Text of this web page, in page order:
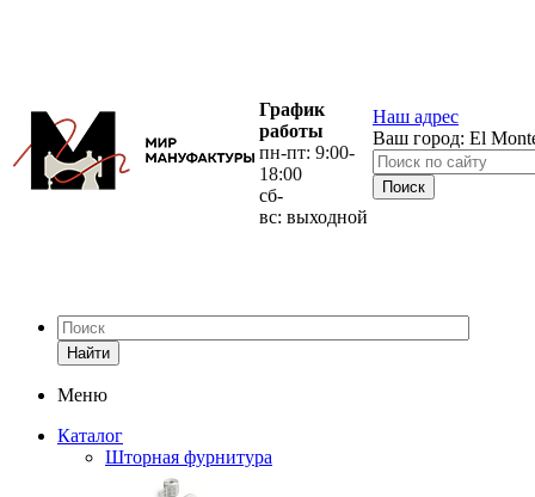
График
работы
пн-пт: 9:00-
18:00
сб-
вс: выходной
Наш адрес
Ваш город: El
Найти
Меню
Каталог
Шторная фурнитура